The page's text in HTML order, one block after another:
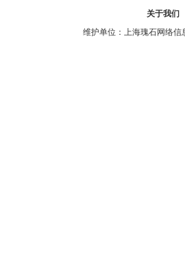
关于我们
维护单位：上海瑰石网络